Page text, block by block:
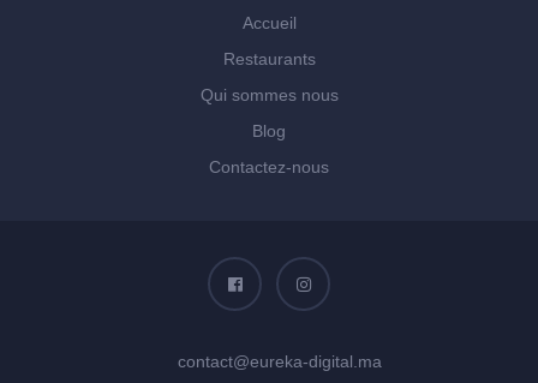
Accueil
Restaurants
Qui sommes nous
Blog
Contactez-nous
contact@eureka-digital.ma